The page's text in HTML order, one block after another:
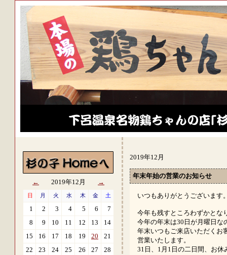
← 2019年12月 →
日 月 火 水 木 金 土
1 2 3 4 5 6
7
8
9 10 11 12 13
14
15
16 17 18 19 20
21
22
23 24 25 26 27
28
2019年12月
年末年始の営業のお知らせ
いつもありがとうございます
今年も残すところわずかとな
今年の年末は30日が月曜日な
年末いつもご来店いただくお
営業いたします。
31日、1月1日の二日間、お休